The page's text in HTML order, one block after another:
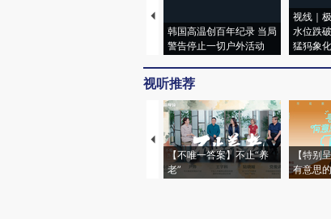
韩国高温创百年纪录 当局
警告停止一切户外活动
视线｜
水位跌
猛犸象
视听推荐
【不唯一答案】不止“养
老”
【特别
有意思